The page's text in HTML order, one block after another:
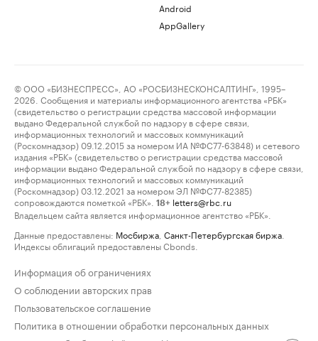
Android
AppGallery
© ООО «БИЗНЕСПРЕСС», АО «РОСБИЗНЕСКОНСАЛТИНГ», 1995–
2026. Сообщения и материалы информационного агентства «РБК»
(свидетельство о регистрации средства массовой информации
выдано Федеральной службой по надзору в сфере связи,
информационных технологий и массовых коммуникаций
(Роскомнадзор) 09.12.2015 за номером ИА №ФС77-63848) и сетевого
издания «РБК» (свидетельство о регистрации средства массовой
информации выдано Федеральной службой по надзору в сфере связи,
информационных технологий и массовых коммуникаций
(Роскомнадзор) 03.12.2021 за номером ЭЛ №ФС77-82385)
сопровождаются пометкой «РБК».
18+ letters@rbc.ru
Владельцем сайта является информационное агентство «РБК».
Данные предоставлены: Мосбиржа Санкт-Петербургская биржа
Индексы облигаций предоставлены Cbonds.
Информация об ограничениях
О соблюдении авторских прав
Пользовательское соглашение
Политика в отношении обработки персональных данных